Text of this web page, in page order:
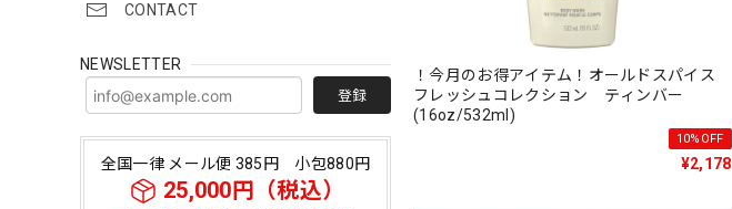
CONTACT
NEWSLETTER
登録
全国一律 メール便 385円 小包880円
25,000円（税込）
！今月のお得アイテム！オールドスパイス
フレッシュコレクション ティンバー
(16oz/532ml)
10%OFF
¥2,178